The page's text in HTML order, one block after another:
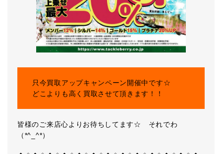
只今買取アップキャンペーン開催中です☆
どこよりも高く買取させて頂きます！！
皆様のご来店心よりお待ちしてます☆ それでわ
（*^_^*）